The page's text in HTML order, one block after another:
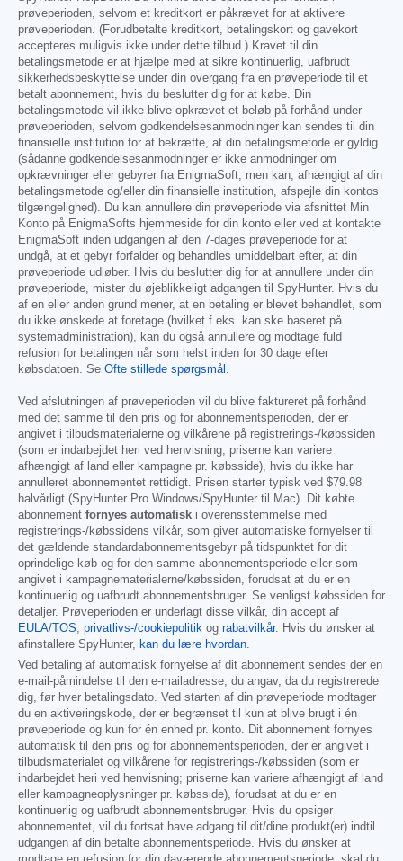
prøveperioden, selvom et kreditkort er påkrævet for at aktivere
prøveperioden. (Forudbetalte kreditkort, betalingskort og gavekort
accepteres muligvis ikke under dette tilbud.) Kravet til din
betalingsmetode er at hjælpe med at sikre kontinuerlig, uafbrudt
sikkerhedsbeskyttelse under din overgang fra en prøveperiode til et
betalt abonnement, hvis du beslutter dig for at købe. Din
betalingsmetode vil ikke blive opkrævet et beløb på forhånd under
prøveperioden, selvom godkendelsesanmodninger kan sendes til din
finansielle institution for at bekræfte, at din betalingsmetode er gyldig
(sådanne godkendelsesanmodninger er ikke anmodninger om
opkrævninger eller gebyrer fra EnigmaSoft, men kan, afhængigt af din
betalingsmetode og/eller din finansielle institution, afspejle din kontos
tilgængelighed). Du kan annullere din prøveperiode via afsnittet Min
Konto på EnigmaSofts hjemmeside for din konto eller ved at kontakte
EnigmaSoft inden udgangen af den 7-dages prøveperiode for at
undgå, at et gebyr forfalder og behandles umiddelbart efter, at din
prøveperiode udløber. Hvis du beslutter dig for at annullere under din
prøveperiode, mister du øjeblikkeligt adgangen til SpyHunter. Hvis du
af en eller anden grund mener, at en betaling er blevet behandlet, som
du ikke ønskede at foretage (hvilket f.eks. kan ske baseret på
systemadministration), kan du også annullere og modtage fuld
refusion for betalingen når som helst inden for 30 dage efter
købsdatoen. Se Ofte stillede spørgsmål .
Ved afslutningen af prøveperioden vil du blive faktureret på forhånd
med det samme til den pris og for abonnementsperioden, der er
angivet i tilbudsmaterialerne og vilkårene på registrerings-/købssiden
(som er indarbejdet heri ved henvisning; priserne kan variere
afhængigt af land eller kampagne pr. købsside), hvis du ikke har
annulleret abonnementet rettidigt. Prisen starter typisk ved $79.98
halvårligt (SpyHunter Pro Windows/SpyHunter til Mac). Dit købte
abonnement fornyes automatisk i overensstemmelse med
registrerings-/købssidens vilkår, som giver automatiske fornyelser til
det gældende standardabonnementsgebyr på tidspunktet for dit
oprindelige køb og for den samme abonnementsperiode eller som
angivet i kampagnematerialerne/købssiden, forudsat at du er en
kontinuerlig og uafbrudt abonnementsbruger. Se venligst købssiden for
detaljer. Prøveperioden er underlagt disse vilkår, din accept af
EULA/TOS, privatlivs-/cookiepolitik og rabatvilkår. Hvis du ønsker at
afinstallere SpyHunter, kan du lære hvordan.
Ved betaling af automatisk fornyelse af dit abonnement sendes der en
e-mail-påmindelse til den e-mailadresse, du angav, da du registrerede
dig, før hver betalingsdato. Ved starten af din prøveperiode modtager
du en aktiveringskode, der er begrænset til kun at blive brugt i én
prøveperiode og kun for én enhed pr. konto. Dit abonnement fornyes
automatisk til den pris og for abonnementsperioden, der er angivet i
tilbudsmaterialet og vilkårene for registrerings-/købssiden (som er
indarbejdet heri ved henvisning; priserne kan variere afhængigt af land
eller kampagneoplysninger pr. købsside), forudsat at du er en
kontinuerlig og uafbrudt abonnementsbruger. Hvis du opsiger
abonnementet, vil du fortsat have adgang til dit/dine produkt(er) indtil
udgangen af din betalte abonnementsperiode. Hvis du ønsker at